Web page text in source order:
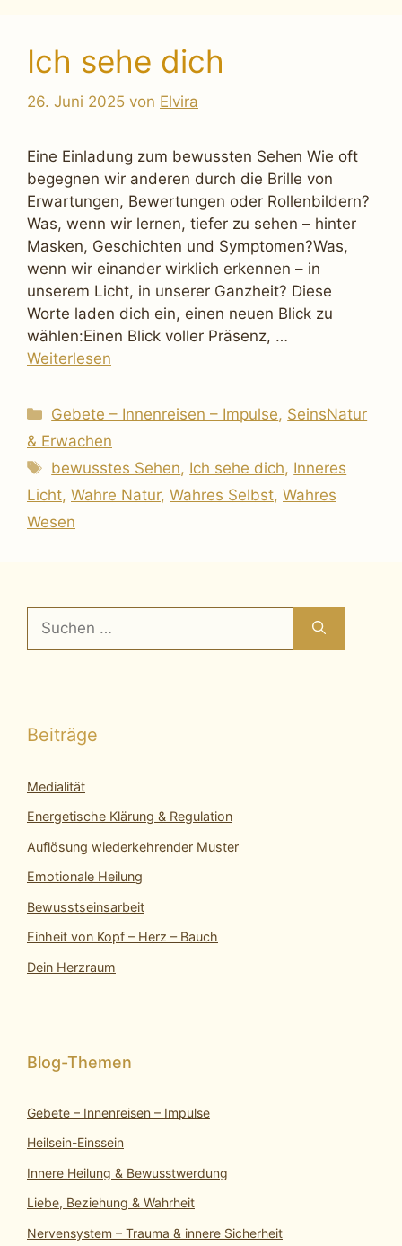
Ich sehe dich
26. Juni 2025 von Elvira
Eine Einladung zum bewussten Sehen Wie oft
begegnen wir anderen durch die Brille von
Erwartungen, Bewertungen oder Rollenbildern?
Was, wenn wir lernen, tiefer zu sehen – hinter
Masken, Geschichten und Symptomen?Was,
wenn wir einander wirklich erkennen – in
unserem Licht, in unserer Ganzheit? Diese
Worte laden dich ein, einen neuen Blick zu
wählen:Einen Blick voller Präsenz, …
Weiterlesen
Kategorien
Gebete – Innenreisen – Impulse, SeinsNatur
& Erwachen
Schlagwörter
bewusstes Sehen, Ich sehe dich, Inneres
Licht, Wahre Natur, Wahres Selbst, Wahres
Wesen
nach:
Beiträge
Medialität
Energetische Klärung & Regulation
Auflösung wiederkehrender Muster
Emotionale Heilung
Bewusstseinsarbeit
Einheit von Kopf – Herz – Bauch
Dein Herzraum
Gebete – Innenreisen – Impulse
Heilsein-Einssein
Innere Heilung & Bewusstwerdung
Liebe, Beziehung & Wahrheit
Nervensystem – Trauma & innere Sicherheit